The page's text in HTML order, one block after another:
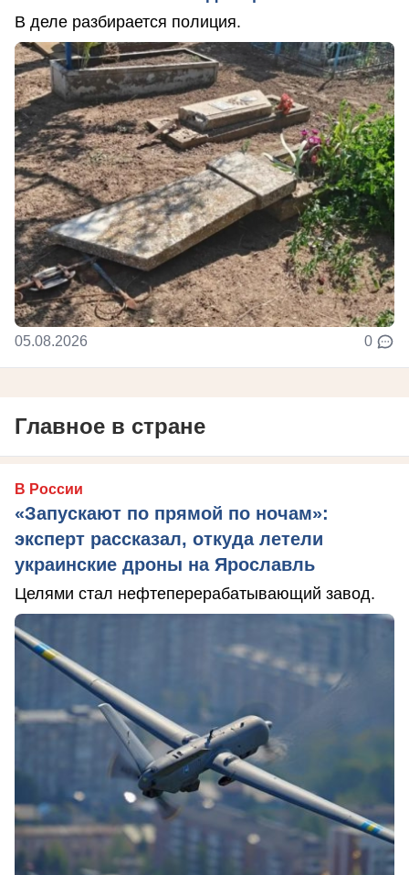
В деле разбирается полиция.
05.08.2026 0
Главное в стране
В России
«Запускают по прямой по ночам»:
эксперт рассказал, откуда летели
украинские дроны на Ярославль
Целями стал нефтеперерабатывающий завод.